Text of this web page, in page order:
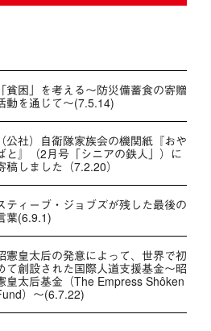
「貧困」を考える～防災備蓄食の寄贈
動を通じて～(7.5.14)
（公社）自衛隊家族会の機関紙『おや
と』（2月号「シニアの鉄人」）に
稿しました（7.2.20）
ティーブ・ジョブズが残した最後の
葉(6.9.1)
憲皇太后の発意によって、世界で初
て創設された国際人道支援基金～昭
皇太后基金（The Empress Shôken
）～(6.7.22)